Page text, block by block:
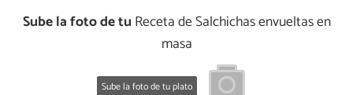
Sube la foto de tu Receta de Salchichas envueltas en
masa
Sube la foto de tu plato